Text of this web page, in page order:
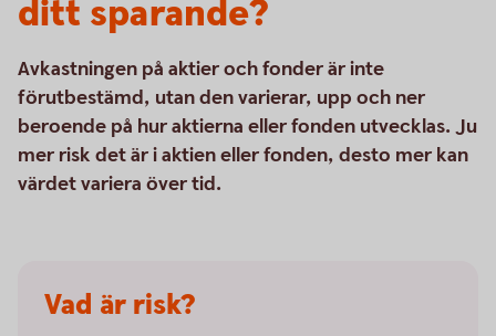
ditt sparande?
Avkastningen på aktier och fonder är inte
förutbestämd, utan den varierar, upp och ner
beroende på hur aktierna eller fonden utvecklas. Ju
mer risk det är i aktien eller fonden, desto mer kan
värdet variera över tid.
Vad är risk?